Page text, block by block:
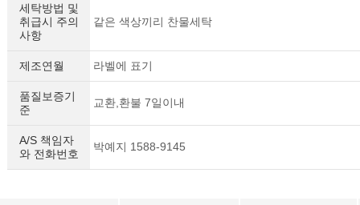
세탁방법 및
취급시 주의
사항
같은 색상끼리 찬물세탁
제조연월 라벨에 표기
품질보증기
준
교환,환불 7일이내
A/S 책임자
와 전화번호
박예지 1588-9145